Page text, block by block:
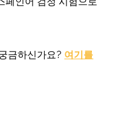
금하신가요? 여기를